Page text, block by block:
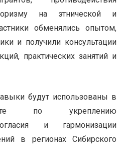
на этнической и
обменялись опытом,
и получили консультации
практических занятий и
будут использованы в
по укреплению
и гармонизации
в регионах Сибирского